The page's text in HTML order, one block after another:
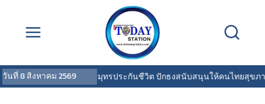
วันที่8 สิงหาคม 2569
OCEAN LIFE ไทยสมุทรประกันชีวิต ปักธงสนับสนุนให้คนไทยสุขภาพดี